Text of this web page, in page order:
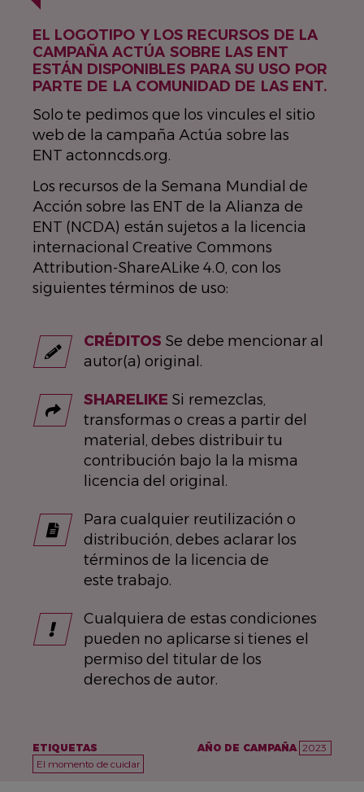
EL LOGOTIPO Y LOS RECURSOS DE LA
CAMPAÑA ACTÚA SOBRE LAS ENT
ESTÁN DISPONIBLES PARA SU USO POR
PARTE DE LA COMUNIDAD DE LAS ENT.
Solo te pedimos que los vincules el sitio
web de la campaña Actúa sobre las
ENT actonncds.org.
Los recursos de la Semana Mundial de
Acción sobre las ENT de la Alianza de
ENT (NCDA) están sujetos a la licencia
internacional Creative Commons
Attribution-ShareALike 4.0, con los
siguientes términos de uso:
CRÉDITOS Se debe mencionar al
autor(a) original.
SHARELIKE Si remezclas,
transformas o creas a partir del
material, debes distribuir tu
contribución bajo la la misma
licencia del original.
Para cualquier reutilización o
distribución, debes aclarar los
términos de la licencia de
este trabajo.
Cualquiera de estas condiciones
pueden no aplicarse si tienes el
permiso del titular de los
derechos de autor.
ETIQUETAS
El momento de cuidar
AÑO DE CAMPAÑA 2023